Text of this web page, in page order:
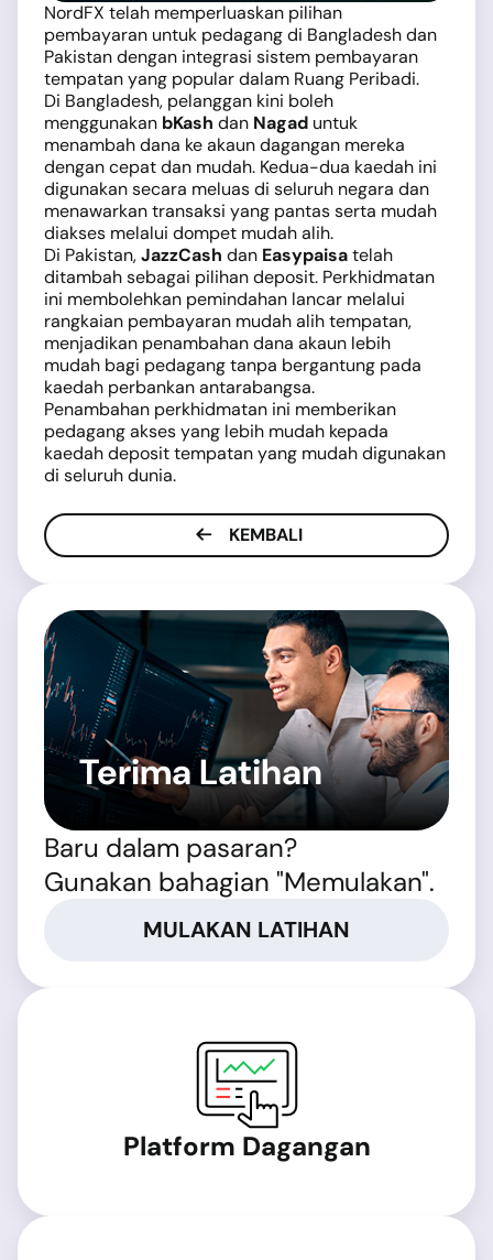
NordFX telah memperluaskan pilihan
pembayaran untuk pedagang di Bangladesh dan
Pakistan dengan integrasi sistem pembayaran
tempatan yang popular dalam Ruang Peribadi.
Di Bangladesh, pelanggan kini boleh
menggunakan bKash dan Nagad untuk
menambah dana ke akaun dagangan mereka
dengan cepat dan mudah. Kedua-dua kaedah ini
digunakan secara meluas di seluruh negara dan
menawarkan transaksi yang pantas serta mudah
diakses melalui dompet mudah alih.
Di Pakistan,JazzCash dan Easypaisatelah
ditambah sebagai pilihan deposit. Perkhidmatan
ini membolehkan pemindahan lancar melalui
rangkaian pembayaran mudah alih tempatan,
menjadikan penambahan dana akaun lebih
mudah bagi pedagang tanpa bergantung pada
kaedah perbankan antarabangsa.
Penambahan perkhidmatan ini memberikan
pedagang akses yang lebih mudah kepada
kaedah deposit tempatan yang mudah digunakan
di seluruh dunia.
KEMBALI
Terima Latihan
Baru dalam pasaran?
Gunakan bahagian "Memulakan".
MULAKAN LATIHAN
Platform Dagangan